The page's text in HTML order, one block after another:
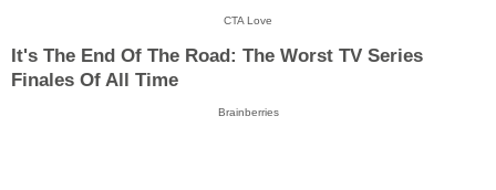
CTA Love
It's The End Of The Road: The Worst TV Series
Finales Of All Time
Brainberries